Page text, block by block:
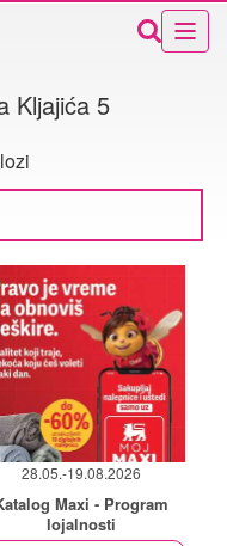
Kljajića 5
28.05.-19.08.2026
Maxi - Program
lojalnosti